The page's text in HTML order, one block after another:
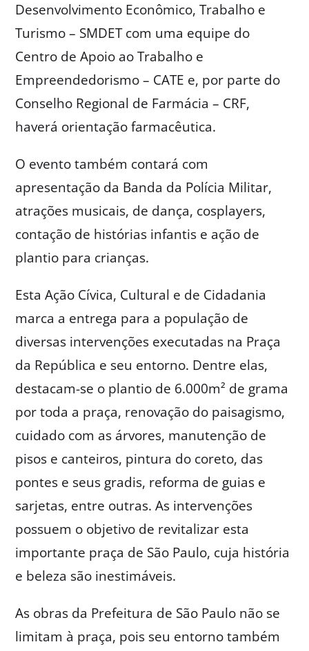
Desenvolvimento Econômico, Trabalho e
Turismo – SMDET com uma equipe do
Centro de Apoio ao Trabalho e
Empreendedorismo – CATE e, por parte do
Conselho Regional de Farmácia – CRF,
haverá orientação farmacêutica.
O evento também contará com
apresentação da Banda da Polícia Militar,
atrações musicais, de dança, cosplayers,
contação de histórias infantis e ação de
plantio para crianças.
Esta Ação Cívica, Cultural e de Cidadania
marca a entrega para a população de
diversas intervenções executadas na Praça
da República e seu entorno. Dentre elas,
destacam-se o plantio de 6.000m² de grama
por toda a praça, renovação do paisagismo,
cuidado com as árvores, manutenção de
pisos e canteiros, pintura do coreto, das
pontes e seus gradis, reforma de guias e
sarjetas, entre outras. As intervenções
possuem o objetivo de revitalizar esta
importante praça de São Paulo, cuja história
e beleza são inestimáveis.
As obras da Prefeitura de São Paulo não se
limitam à praça, pois seu entorno também